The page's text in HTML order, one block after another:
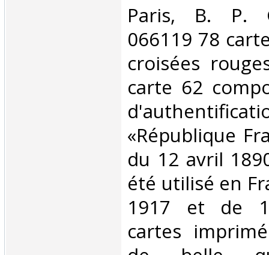
‎Paris, B. P.
066119 78
croisées
carte 62
«République
du 12 avril
été utilisé en
1917 et de
cartes